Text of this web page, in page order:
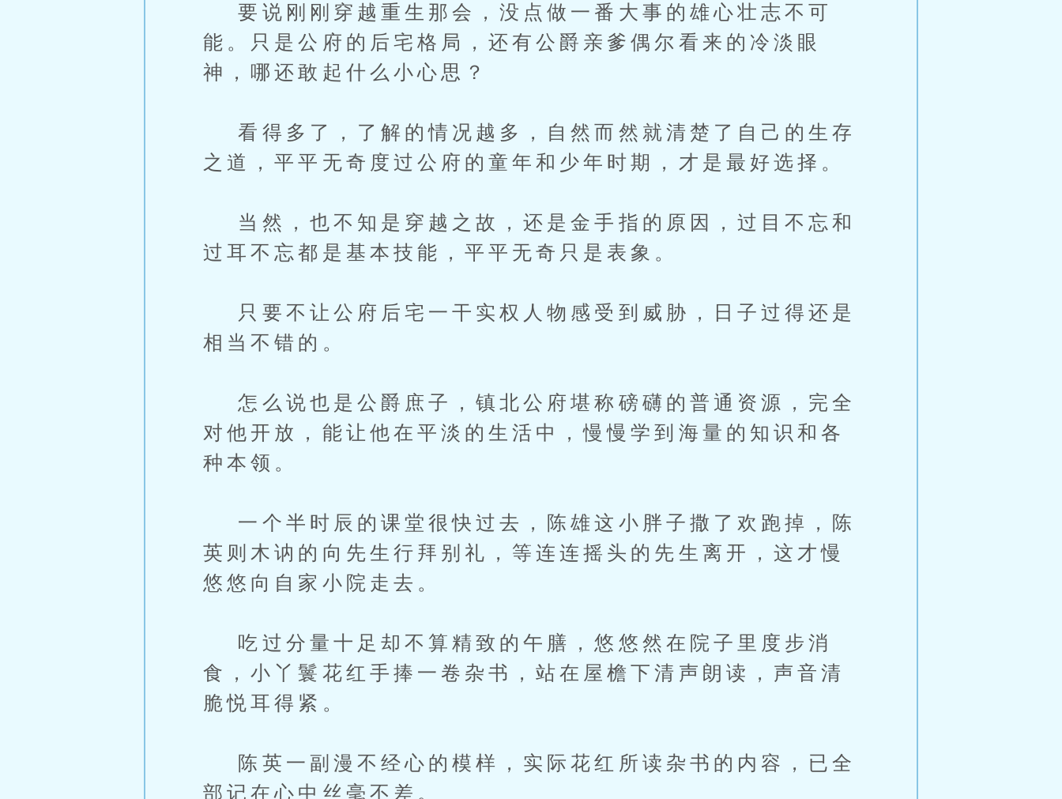
要说刚刚穿越重生那会，没点做一番大事的雄心壮志不可
能。只是公府的后宅格局，还有公爵亲爹偶尔看来的冷淡眼
神，哪还敢起什么小心思？
看得多了，了解的情况越多，自然而然就清楚了自己的生存
之道，平平无奇度过公府的童年和少年时期，才是最好选择。
当然，也不知是穿越之故，还是金手指的原因，过目不忘和
过耳不忘都是基本技能，平平无奇只是表象。
只要不让公府后宅一干实权人物感受到威胁，日子过得还是
相当不错的。
怎么说也是公爵庶子，镇北公府堪称磅礴的普通资源，完全
对他开放，能让他在平淡的生活中，慢慢学到海量的知识和各
种本领。
一个半时辰的课堂很快过去，陈雄这小胖子撒了欢跑掉，陈
英则木讷的向先生行拜别礼，等连连摇头的先生离开，这才慢
悠悠向自家小院走去。
吃过分量十足却不算精致的午膳，悠悠然在院子里度步消
食，小丫鬟花红手捧一卷杂书，站在屋檐下清声朗读，声音清
脆悦耳得紧。
陈英一副漫不经心的模样，实际花红所读杂书的内容，已全
部记在心中丝毫不差。